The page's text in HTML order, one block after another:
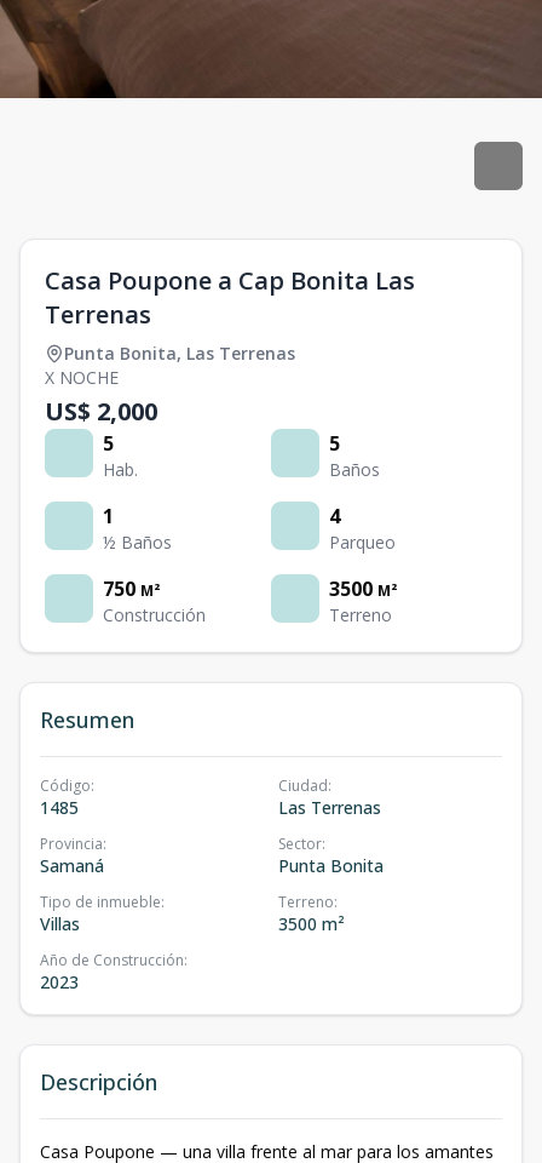
Casa Poupone a Cap Bonita Las
Terrenas
Punta Bonita, Las Terrenas
X NOCHE
US$ 2,000
5
Hab.
5
Baños
1
½ Baños
4
Parqueo
750 M²
Construcción
3500 M²
Terreno
Resumen
Código:
1485
Ciudad:
Las Terrenas
Provincia:
Samaná
Sector:
Punta Bonita
Tipo de inmueble:
Villas
Terreno:
3500 m²
Año de Construcción:
2023
Descripción
Casa Poupone — una villa frente al mar para los amantes